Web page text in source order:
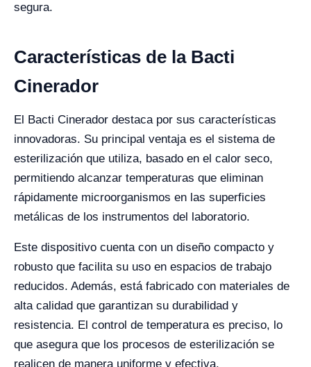
segura.
Características de la Bacti
Cinerador
El Bacti Cinerador destaca por sus características
innovadoras. Su principal ventaja es el sistema de
esterilización que utiliza, basado en el calor seco,
permitiendo alcanzar temperaturas que eliminan
rápidamente microorganismos en las superficies
metálicas de los instrumentos del laboratorio.
Este dispositivo cuenta con un diseño compacto y
robusto que facilita su uso en espacios de trabajo
reducidos. Además, está fabricado con materiales de
alta calidad que garantizan su durabilidad y
resistencia. El control de temperatura es preciso, lo
que asegura que los procesos de esterilización se
realicen de manera uniforme y efectiva.